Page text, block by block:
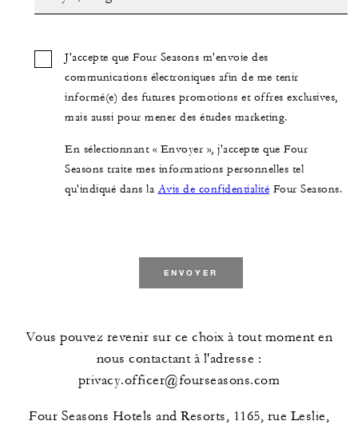
J'accepte que Four Seasons m'envoie des
communications électroniques afin de me tenir
informé(e) des futures promotions et offres exclusives,
mais aussi pour mener des études marketing.
En sélectionnant « Envoyer », j'accepte que Four
Seasons traite mes informations personnelles tel
qu'indiqué dans laAvis de confidentialité Four Seasons.
Vous pouvez revenir sur ce choix à tout moment en
nous contactant à l'adresse :
privacy.officer@fourseasons.com
Four Seasons Hotels and Resorts, 1165, rue Leslie,